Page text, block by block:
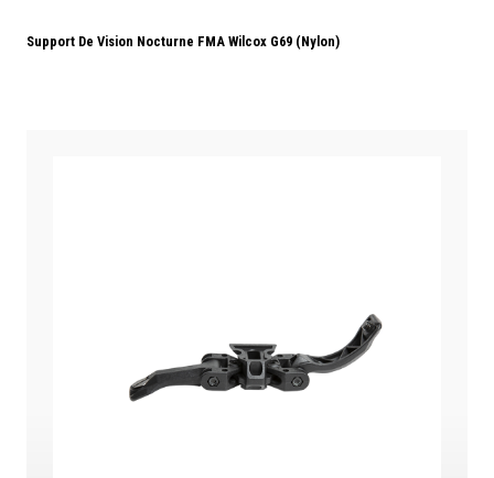
Support De Vision Nocturne FMA Wilcox G69 (Nylon)